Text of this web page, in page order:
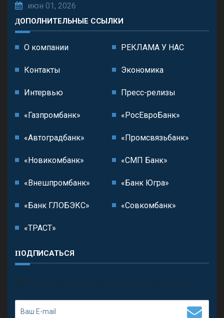
июн 01, 2026
ДОПОЛНИТЕЛЬНЫЕ ССЫЛКИ
О компании РЕКЛАМА У НАС
Контакты Экономика
Интервью Пресс-релизы
«Газпромбанк» «РосЕвроБанк»
«Автоградбанк» «Промсвязьбанк»
«Новикомбанк» «СМП Банк»
«Внешпромбанк» «Банк Югра»
«Банк ГЛОБЭКС» «Совкомбанк»
«ТРАСТ»
ПОДПИСАТЬСЯ
П олучить последние обновления и предложения.